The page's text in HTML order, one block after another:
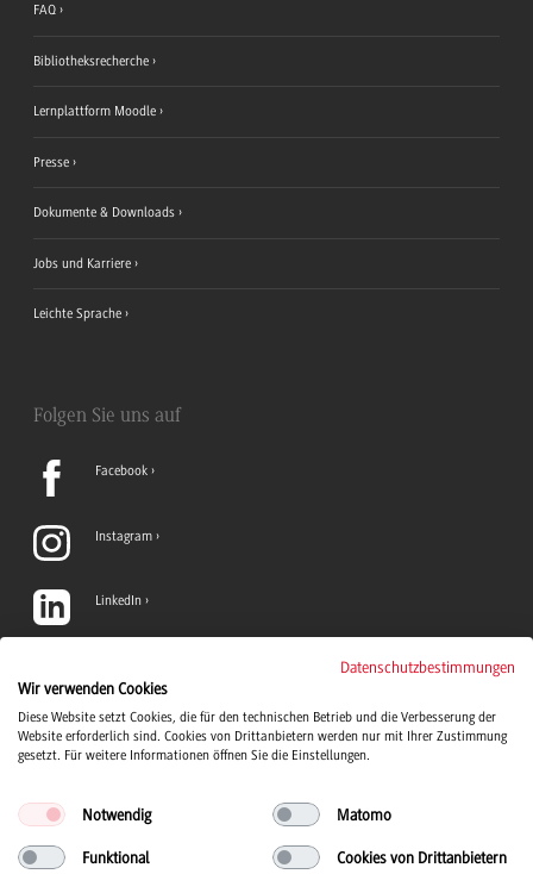
FAQ
Bibliotheksrecherche
Lernplattform Moodle
Presse
Dokumente & Downloads
Jobs und Karriere
Leichte Sprache
Folgen Sie uns auf
Facebook
Instagram
LinkedIn
YouTube
Datenschutzbestimmungen
Wir verwenden Cookies
Diese Website setzt Cookies, die für den technischen Betrieb und die Verbesserung der
Website erforderlich sind. Cookies von Drittanbietern werden nur mit Ihrer Zustimmung
gesetzt. Für weitere Informationen öffnen Sie die Einstellungen.
Notwendig Matomo
Funktional Cookies von Drittanbietern